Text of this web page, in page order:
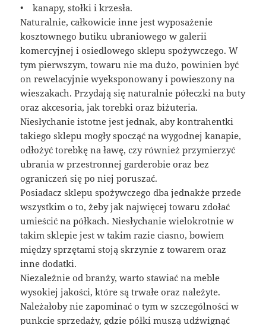
• kanapy, stołki i krzesła.
Naturalnie, całkowicie inne jest wyposażenie
kosztownego butiku ubraniowego w galerii
komercyjnej i osiedlowego sklepu spożywczego. W
tym pierwszym, towaru nie ma dużo, powinien być
on rewelacyjnie wyeksponowany i powieszony na
wieszakach. Przydają się naturalnie półeczki na buty
oraz akcesoria, jak torebki oraz biżuteria.
Niesłychanie istotne jest jednak, aby kontrahentki
takiego sklepu mogły spocząć na wygodnej kanapie,
odłożyć torebkę na ławę, czy również przymierzyć
ubrania w przestronnej garderobie oraz bez
ograniczeń się po niej poruszać.
Posiadacz sklepu spożywczego dba jednakże przede
wszystkim o to, żeby jak najwięcej towaru zdołać
umieścić na półkach. Niesłychanie wielokrotnie w
takim sklepie jest w takim razie ciasno, bowiem
między sprzętami stoją skrzynie z towarem oraz
inne dodatki.
Niezależnie od branży, warto stawiać na meble
wysokiej jakości, które są trwałe oraz należyte.
Należałoby nie zapominać o tym w szczególności w
punkcie sprzedaży, gdzie półki muszą udźwignąć